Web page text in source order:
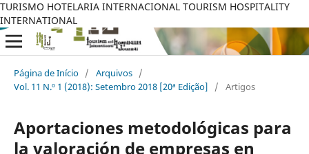
TURISMO HOTELARIA INTERNACIONAL TOURISM HOSPITALITY
INTERNATIONAL
Página de Início / Arquivos /
Vol. 11 N.º 1 (2018): Setembro 2018 [20ª Edição]
/ Artigos
Aportaciones metodológicas para
la valoración de empresas en